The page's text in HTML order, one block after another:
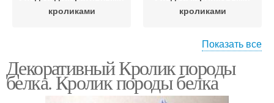
кроликами
кроликами
Карликовые кролики Ангорский кролик
Показать все
Декоративный Кролик породы
белка. Кролик породы белка